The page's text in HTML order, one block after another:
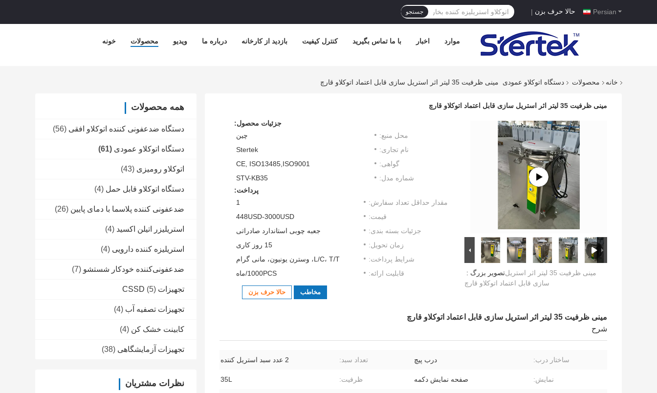
Persian حالا حرف بزن | جستجو
خونه محصولات ویدیو درباره ما بازدید از کارخانه کنترل کیفیت با ما تماس بگیرید اخبار موارد
خانه محصولات دستگاه اتوکلاو عمودی مینی ظرفیت 35 لیتر اثر استریل سازی قابل اعتماد اتوکلاو قارچ
همه محصولات
دستگاه ضدعفونی کننده اتوکلاو افقی (56)
دستگاه اتوکلاو عمودی (61)
اتوکلاو رومیزی (43)
دستگاه اتوکلاو قابل حمل (4)
ضدعفونی کننده پلاسما با دمای پایین (26)
استریلیزر اتیلن اکسید (4)
استریلیزه کننده دارویی (4)
ضدعفونی‌کننده خودکار شستشو (7)
تجهیزات CSSD (5)
تجهیزات تصفیه آب (4)
کابینت خشک کن (4)
تجهیزات آزمایشگاهی (38)
نظرات مشتریان
مینی ظرفیت 35 لیتر اثر استریل سازی قابل اعتماد اتوکلاو قارچ
تصویر بزرگ :مینی ظرفیت 35 لیتر اثر استریل
سازی قابل اعتماد اتوکلاو قارچ
جزئیات محصول:
محل منبع:
چین
نام تجاری:
Stertek
گواهی:
CE, ISO13485,ISO9001
شماره مدل:
STV-KB35
پرداخت:
مقدار حداقل تعداد سفارش:
1
قیمت:
448USD-3000USD
جزئیات بسته بندی:
جعبه چوبی استاندارد صادراتی
زمان تحویل:
15 روز کاری
شرایط پرداخت:
L/C، T/T، وسترن یونیون، مانی گرام
قابلیت ارائه:
1000PCS/ماه
مخاطب حالا حرف بزن
مینی ظرفیت 35 لیتر اثر استریل سازی قابل اعتماد اتوکلاو قارچ
شرح
ساختار درب: درب پیچ تعداد سبد: 2 عدد سبد استریل کننده
نمایش: صفحه نمایش دکمه ظرفیت: 35L